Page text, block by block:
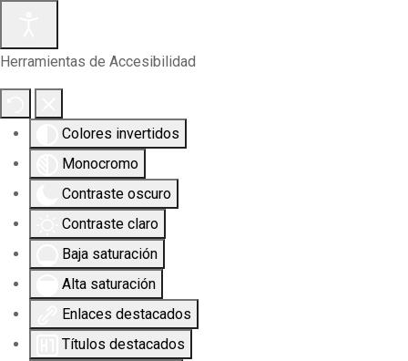
Herramientas de Accesibilidad
Colores invertidos
Monocromo
Contraste oscuro
Contraste claro
Baja saturación
Alta saturación
Enlaces destacados
Títulos destacados